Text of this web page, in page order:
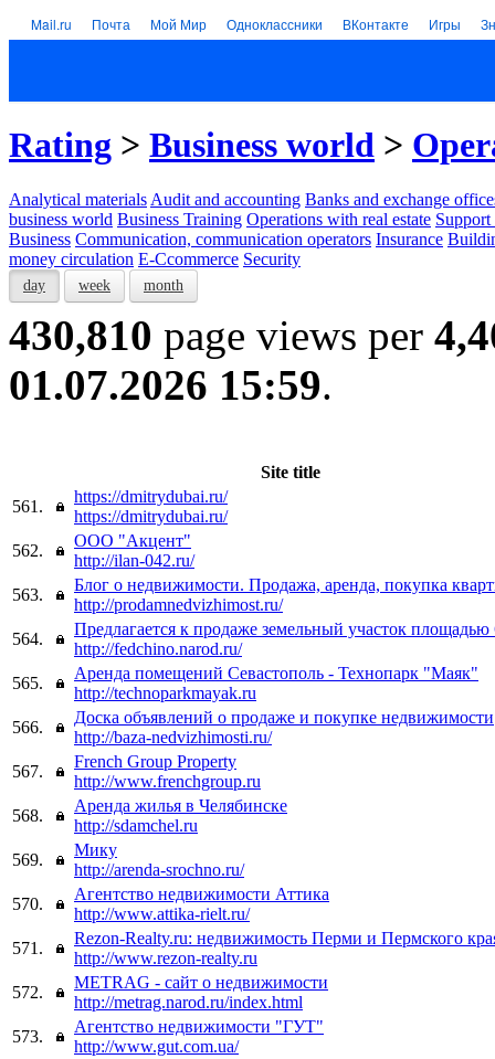
Mail.ru Почта Мой Мир Одноклассники ВКонтакте Игры
Rating > Business world >
Analytical materials Audit and accounting Banks and exchange
business world Business Training Operations with real estate Support
Business Communication, communication operators Insurance
money circulation E-Ccommerce Security
day week month
430,810 page views per
01.07.2026 15:59.
Site title
561.
https://dmitrydubai.ru/
https://dmitrydubai.ru/
562.
ООО "Акцент"
http://ilan-042.ru/
563.
Блог о недвижимости. Продажа, аренда, покупка
http://prodamnedvizhimost.ru/
564.
Предлагается к продаже земельный участок площадью
http://fedchino.narod.ru/
565.
Аренда помещений Севастополь - Технопарк "Маяк"
http://technoparkmayak.ru
566.
Доска объявлений о продаже и покупке недвижимости
http://baza-nedvizhimosti.ru/
567.
French Group Property
http://www.frenchgroup.ru
568.
Аренда жилья в Челябинске
http://sdamchel.ru
569.
Мику
http://arenda-srochno.ru/
570.
Агентство недвижимости Аттика
http://www.attika-rielt.ru/
571.
Rezon-Realty.ru: недвижимость Перми и Пермского
http://www.rezon-realty.ru
572.
METRAG - сайт о недвижимости
http://metrag.narod.ru/index.html
573.
Агентство недвижимости "ГУТ"
http://www.gut.com.ua/